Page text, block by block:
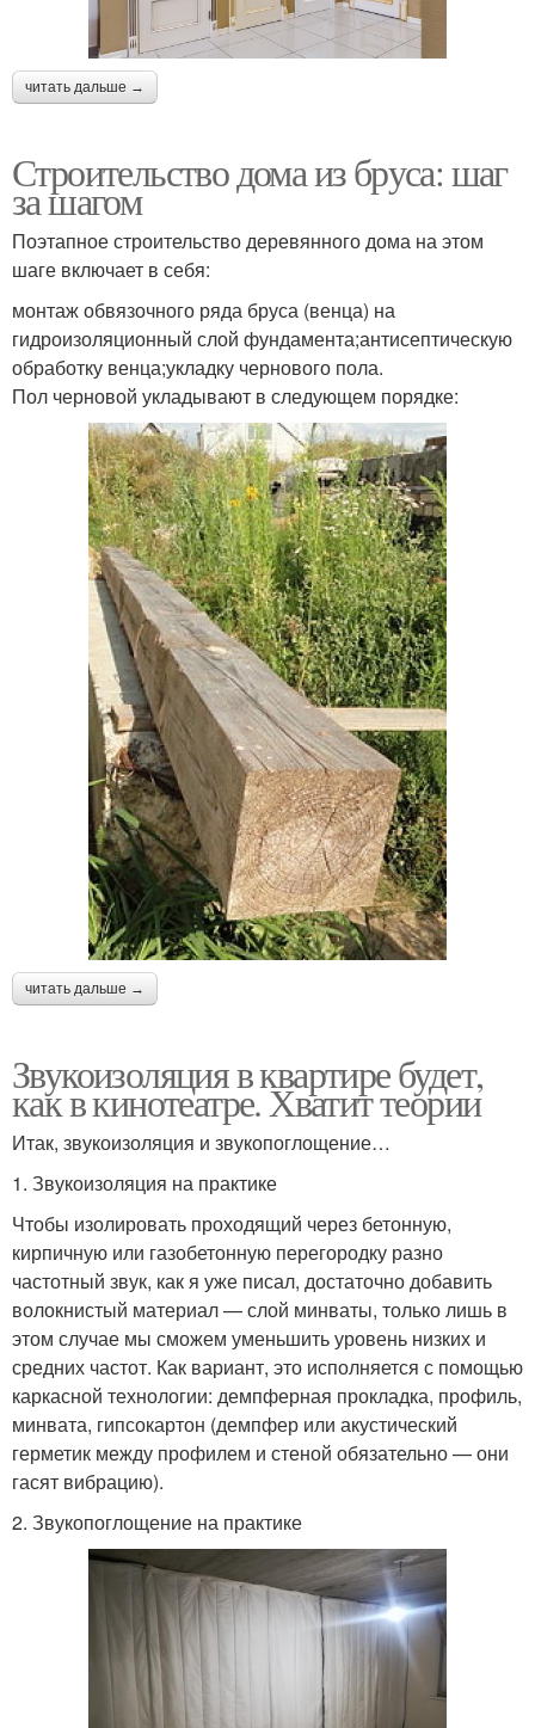
читать дальше →
Строительство дома из бруса: шаг
за шагом
Поэтапное строительство деревянного дома на этом
шаге включает в себя:
монтаж обвязочного ряда бруса (венца) на
гидроизоляционный слой фундамента;антисептическую
обработку венца;укладку чернового пола.
Пол черновой укладывают в следующем порядке:
читать дальше →
Звукоизоляция в квартире будет,
как в кинотеатре. Хватит теории
Итак, звукоизоляция и звукопоглощение…
1. Звукоизоляция на практике
Чтобы изолировать проходящий через бетонную,
кирпичную или газобетонную перегородку разно
частотный звук, как я уже писал, достаточно добавить
волокнистый материал — слой минваты, только лишь в
этом случае мы сможем уменьшить уровень низких и
средних частот. Как вариант, это исполняется с помощью
каркасной технологии: демпферная прокладка, профиль,
минвата, гипсокартон (демпфер или акустический
герметик между профилем и стеной обязательно — они
гасят вибрацию).
2. Звукопоглощение на практике